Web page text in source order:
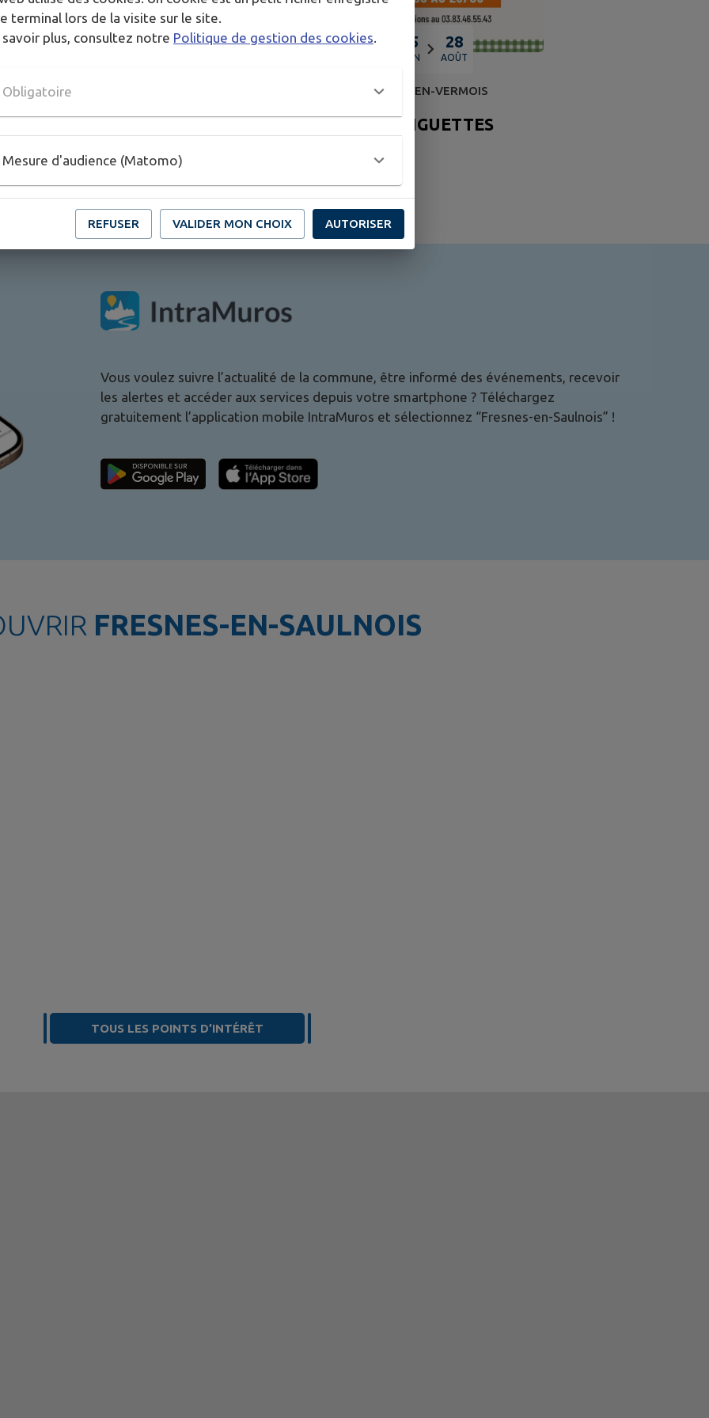
AIDE CARBURANT 05
JUIN
28
AOÛT
VILLE-EN-VERMOIS
GUINGUETTES
Vous voulez suivre l’actualité de la commune, être informé des événements, recevoir
les alertes et accéder aux services depuis votre smartphone ? Téléchargez
gratuitement l’application mobile IntraMuros et sélectionnez “Fresnes-en-Saulnois” !
FRESNES-EN-SAULNOIS
TOUS LES POINTS D’INTÉRÊT
terminal lors de la visite sur le site.
savoir plus, consultez notre Politique de gestion des cookies
Obligatoire
Mesure d'audience (Matomo)
REFUSER VALIDER MON CHOIX AUTORISER